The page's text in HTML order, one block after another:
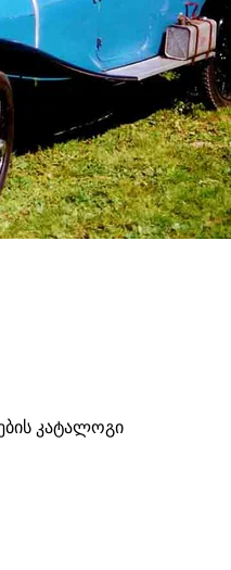
კატალოგი